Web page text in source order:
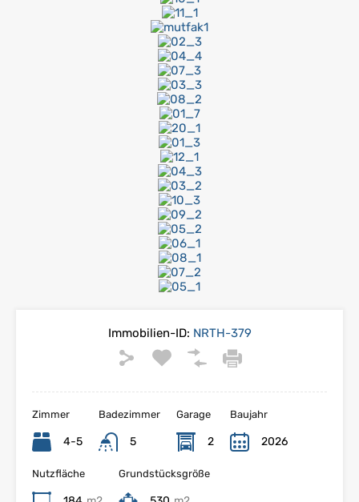
Immobilien-ID: NRTH-379
Zimmer
4-5
Badezimmer
5
Garage
2
Baujahr
2026
Nutzfläche Grundstücksgröße